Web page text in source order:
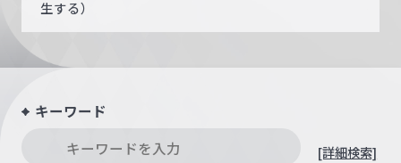
生する）
キーワード
[詳細検索]